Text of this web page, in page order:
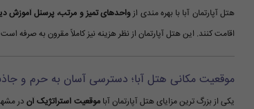
هتل آپارتمان آبا با بهره مندی ازواحدهای تمیز و مرتب، پرسنل آموزش
اقامت کنند. این هتل آپارتمان از نظر هزینه نیز کاملاً مقرون به
موقعیت مکانی هتل آبا؛ دسترسی آسان به حرم و
یکی از بزرگ ترین مزایای هتل آپارتمان آباموقعیت استراتژیک آندر